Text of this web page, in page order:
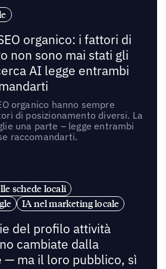
organico: i fattori di
non sono mai stati gli
AI legge entrambi
organico hanno sempre
di posizionamento diversi. La
una parte – legge entrambi
raccomandarti.
schede locali
IA nel marketing locale
del profilo attività
cambiate dalla
— ma il loro pubblico, sì